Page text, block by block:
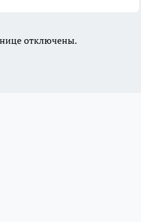
отключены.